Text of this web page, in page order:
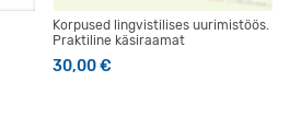
Korpused lingvistilises uurimistöös.
Praktiline käsiraamat
30,00€